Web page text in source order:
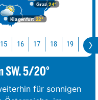
Graz24°
Klagenfurt 22°
15 16 17 18 19 20
SW. 5/20°
für sonnigen